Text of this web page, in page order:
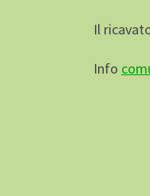
Il
Info